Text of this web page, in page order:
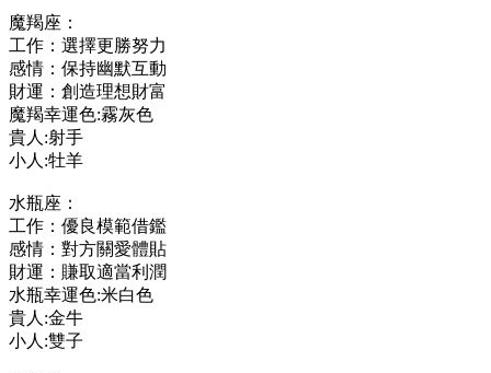
魔羯座：
工作：選擇更勝努力
感情：保持幽默互動
財運：創造理想財富
魔羯幸運色:霧灰色
貴人:射手
小人:牡羊
水瓶座：
工作：優良模範借鑑
感情：對方關愛體貼
財運：賺取適當利潤
水瓶幸運色:米白色
貴人:金牛
小人:雙子